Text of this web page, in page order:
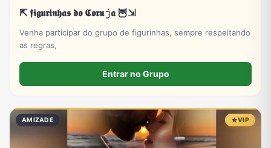
⇱ 𝖋𝖎𝖌𝖚𝖗𝖎𝖓𝖍𝖆𝖘 𝖉𝖔 𝕮𝖔𝖗𝖚𝚓𝖆 🦉⇲
Venha participar do grupo de figurinhas, sempre respeitando
as regras,
Entrar no Grupo
AMIZADE VIP